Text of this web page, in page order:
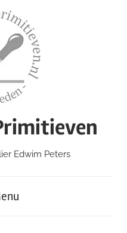
Edwim Peters